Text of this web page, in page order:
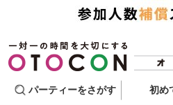
パーティーをさがす 初め